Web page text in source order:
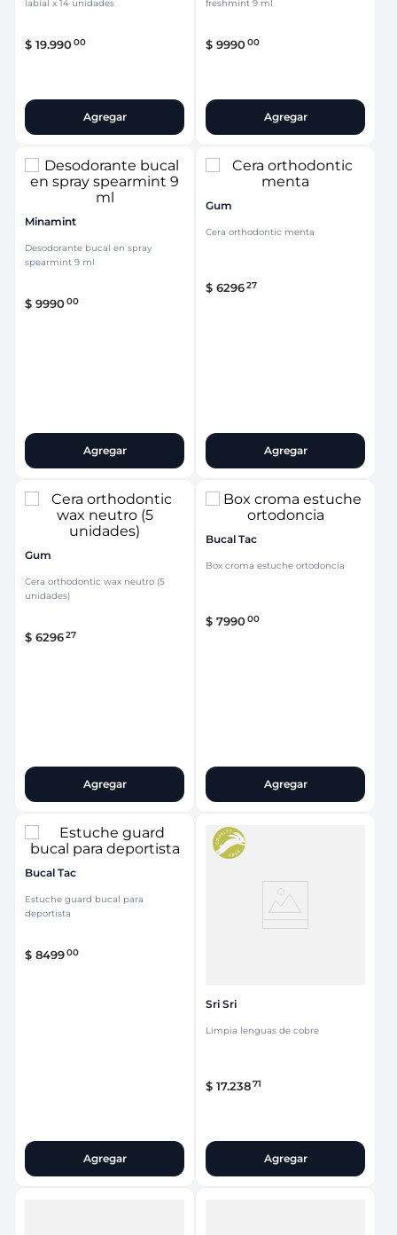
labial x 14 unidades
$ 19.99000
Agregar
freshmint 9 ml
$ 999000
Agregar
Minamint
Desodorante bucal en spray
spearmint 9 ml
$ 999000
Agregar
Gum
Cera orthodontic menta
$ 629627
Agregar
Gum
Cera orthodontic wax neutro (5
unidades)
$ 629627
Agregar
Bucal Tac
Box croma estuche ortodoncia
$ 799000
Agregar
Bucal Tac
Estuche guard bucal para
deportista
$ 849900
Agregar
Sri Sri
Limpia lenguas de cobre
$ 17.23871
Agregar